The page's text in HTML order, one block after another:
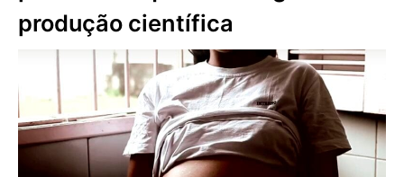
produção científica